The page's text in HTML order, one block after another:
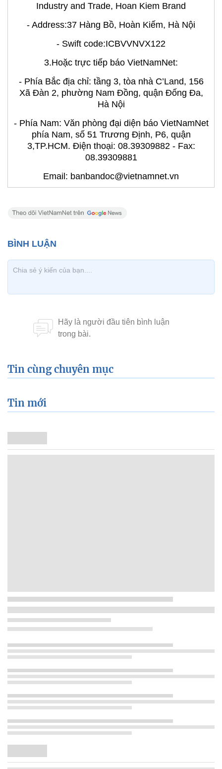
Industry and Trade, Hoan Kiem Brand
- Address:37 Hàng Bồ, Hoàn Kiếm, Hà Nội
- Swift code:ICBVVNVX122
3.Hoặc trực tiếp báo VietNamNet:
- Phía Bắc địa chỉ: tầng 3, tòa nhà C’Land, 156
Xã Đàn 2, phường Nam Đồng, quận Đống Đa,
Hà Nội
- Phía Nam: Văn phòng đại diện báo VietNamNet
phía Nam, số 51 Trương Định, P6, quận
3,TP.HCM. Điện thoại: 08.39309882 - Fax:
08.39309881
Email: banbandoc@vietnamnet.vn
Tin cùng chuyên mục
Tin mới